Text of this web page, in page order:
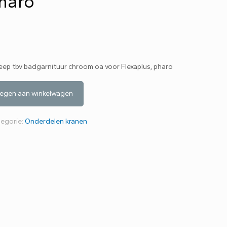
tbv badgarnituur chroom oa voor Flexaplus, pharo
aan winkelwagen
Onderdelen kranen